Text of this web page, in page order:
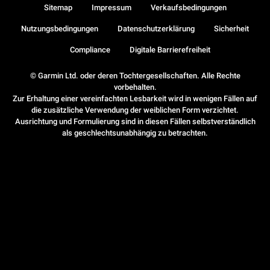
© Garmin Ltd. oder deren Tochtergesellschaften. Alle Rechte
vorbehalten.
Zur Erhaltung einer vereinfachten Lesbarkeit wird in wenigen Fällen auf
die zusätzliche Verwendung der weiblichen Form verzichtet.
Ausrichtung und Formulierung sind in diesen Fällen selbstverständlich
als geschlechtsunabhängig zu betrachten.
Sitemap Impressum Verkaufsbedingungen
Nutzungsbedingungen Datenschutzerklärung Sicherheit
Compliance Digitale Barrierefreiheit